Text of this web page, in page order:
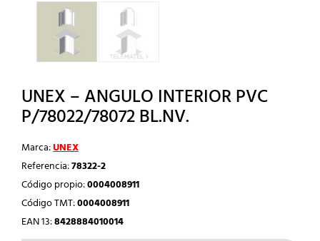
UNEX – ANGULO INTERIOR PVC
P/78022/78072 BL.NV.
Marca:UNEX
Referencia:78322-2
Código propio:0004008911
Código TMT:0004008911
EAN 13:8428884010014